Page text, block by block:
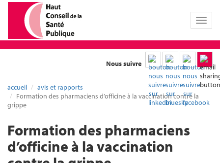
Toggle
Nous suivre
accueil
avis et rapports
Formation des pharmaciens d’officine à la vaccination contre la
grippe
Formation des pharmaciens
d’officine à la vaccination